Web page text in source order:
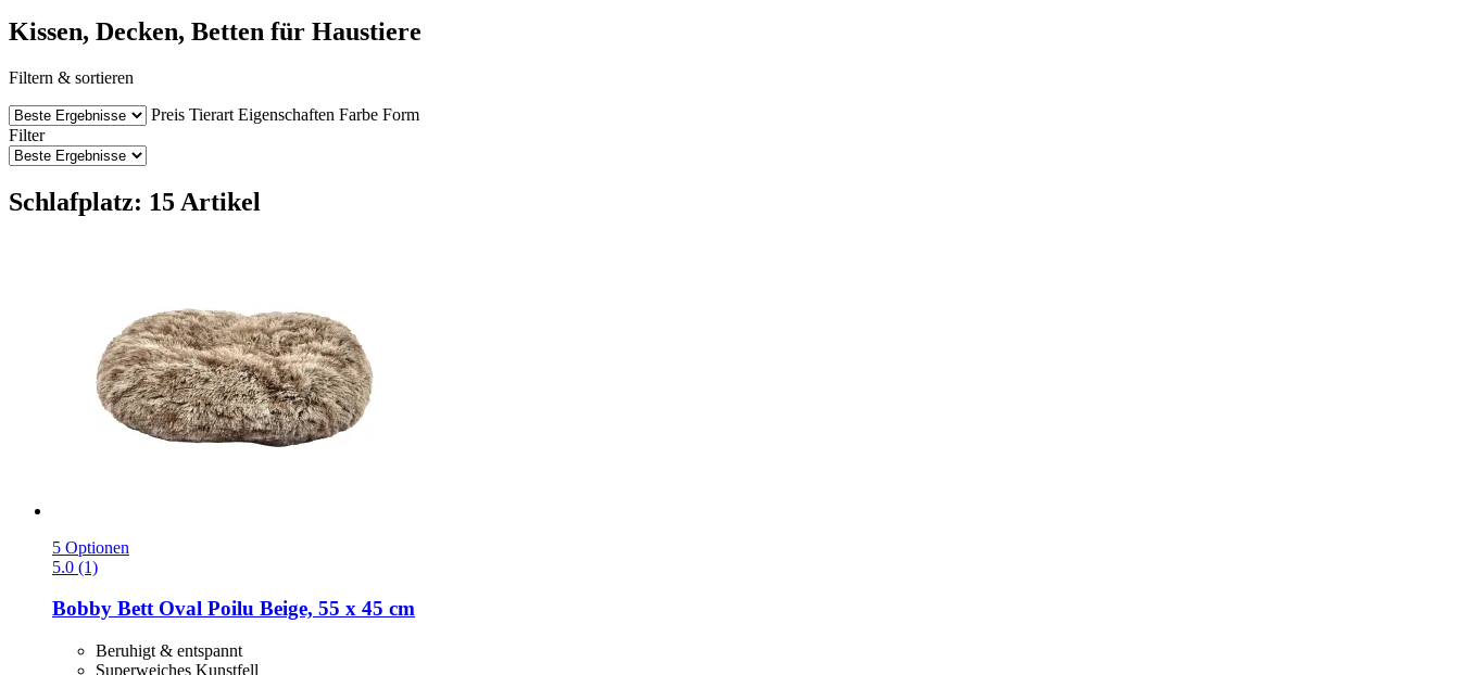
Kissen, Decken, Betten für Haustiere
Filtern & sortieren
Preis Tierart Eigenschaften Farbe Form
Filter
Schlafplatz: 15 Artikel
5 Optionen
5.0 (1)
Bobby Bett Oval Poilu Beige, 55 x 45 cm
Beruhigt & entspannt
Superweiches Kunstfell